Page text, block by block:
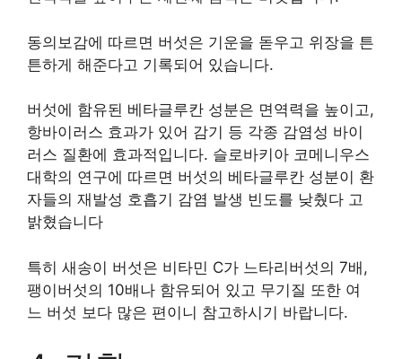
동의보감에 따르면 버섯은 기운을 돋우고 위장을 튼
튼하게 해준다고 기록되어 있습니다.
버섯에 함유된 베타글루칸 성분은 면역력을 높이고,
항바이러스 효과가 있어 감기 등 각종 감염성 바이
러스 질환에 효과적입니다. 슬로바키아 코메니우스
대학의 연구에 따르면 버섯의 베타글루칸 성분이 환
자들의 재발성 호흡기 감염 발생 빈도를 낮췄다 고
밝혔습니다
특히 새송이 버섯은 비타민 C가 느타리버섯의 7배,
팽이버섯의 10배나 함유되어 있고 무기질 또한 여
느 버섯 보다 많은 편이니 참고하시기 바랍니다.